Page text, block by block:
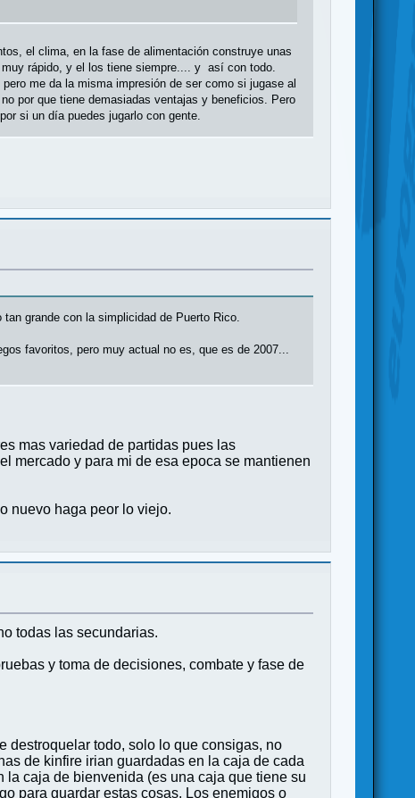
el clima, en la fase de alimentación construye unas
rápido, y el los tiene siempre.... y así con todo.
me da la misma impresión de ser como si jugase al
por que tiene demasiadas ventajas y beneficios. Pero
si un día puedes jugarlo con gente.
grande con la simplicidad de Puerto Rico.
favoritos, pero muy actual no es, que es de 2007...
mas variedad de partidas pues las
mercado y para mi de esa epoca se mantienen
nuevo haga peor lo viejo.
todas las secundarias.
y toma de decisiones, combate y fase de
destroquelar todo, solo lo que consigas, no
de kinfire irian guardadas en la caja de cada
caja de bienvenida (es una caja que tiene su
para guardar estas cosas. Los enemigos o